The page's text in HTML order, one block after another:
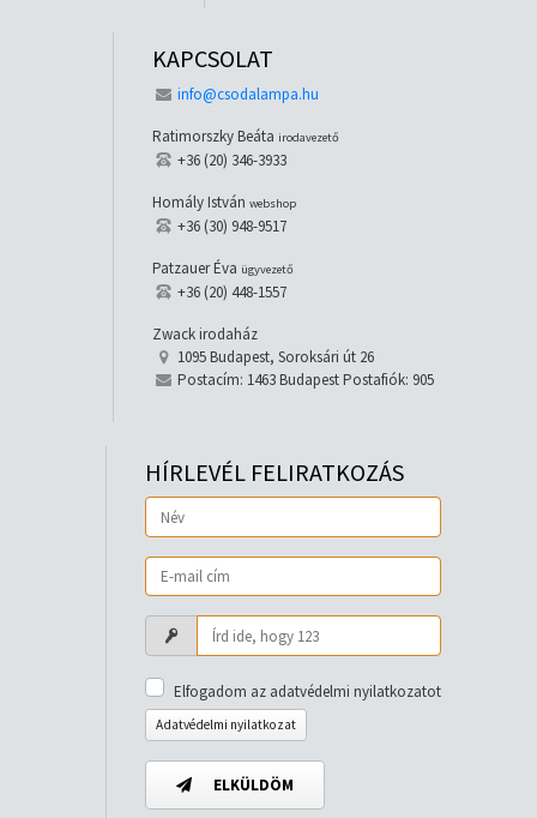
KAPCSOLAT
info@csodalampa.hu
Ratimorszky Beáta irodavezető
+36 (20) 346-3933
Homály István webshop
+36 (30) 948-9517
Patzauer Éva ügyvezető
+36 (20) 448-1557
Zwack irodaház
1095 Budapest, Soroksári út 26
Postacím: 1463 Budapest Postafiók: 905
HÍRLEVÉL FELIRATKOZÁS
Elfogadom az adatvédelmi nyilatkozatot
Adatvédelmi nyilatkozat
ELKÜLDÖM